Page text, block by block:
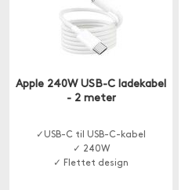
Apple 240W USB-C ladekabel
- 2 meter
✓USB-C til USB-C-kabel
✓ 240W
✓ Flettet design